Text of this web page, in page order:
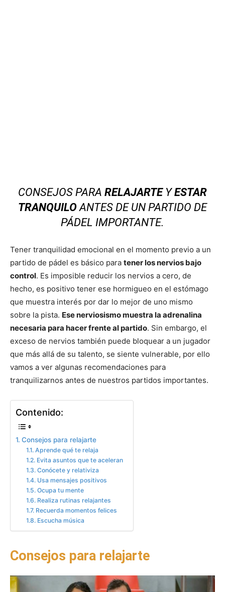
CONSEJOS PARA RELAJARTEYESTAR
TRANQUILOANTES DE UN PARTIDO DE
PÁDEL IMPORTANTE.
Tener tranquilidad emocional en el momento previo a un
partido de pádel es básico para tener los nervios bajo
control. Es imposible reducir los nervios a cero, de
hecho, es positivo tener ese hormigueo en el estómago
que muestra interés por dar lo mejor de uno mismo
sobre la pista. Ese nerviosismo muestra la adrenalina
necesaria para hacer frente al partido. Sin embargo, el
exceso de nervios también puede bloquear a un jugador
que más allá de su talento, se siente vulnerable, por ello
vamos a ver algunas recomendaciones para
tranquilizarnos antes de nuestros partidos importantes.
Contenido:
Consejos para relajarte
Aprende qué te relaja
Evita asuntos que te aceleran
Conócete y relativiza
Usa mensajes positivos
Ocupa tu mente
Realiza rutinas relajantes
Recuerda momentos felices
Escucha música
Consejos para relajarte